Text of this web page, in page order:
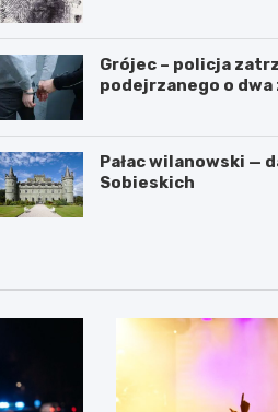
Grójec – policja
podejrzanego o
Pałac wilanowski —
Sobieskich